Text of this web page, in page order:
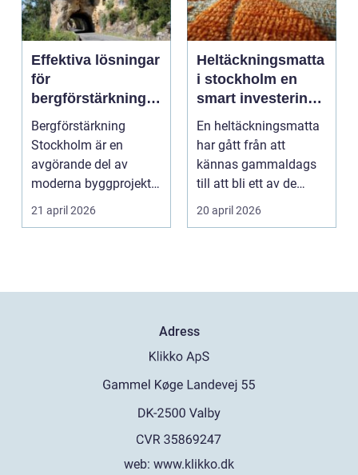
Effektiva lösningar
för
bergförstärkning i
Stockholm
Bergförstärkning
Stockholm är en
avgörande del av
moderna byggprojekt,
särs...
21 april 2026
Heltäckningsmatta
i stockholm en
smart investering
för både hem och
kontor
En heltäckningsmatta
har gått från att
kännas gammaldags
till att bli ett av de
mest effektiva sätte...
20 april 2026
Adress
web: www.klikko.dk